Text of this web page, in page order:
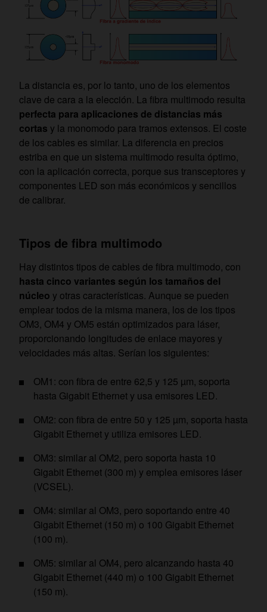
La distancia es, por lo tanto, uno de los elementos
clave de cara a la elección. La fibra multimodo resulta
perfecta para aplicaciones de distancias más
cortas y la monomodo para tramos extensos. El coste
de los cables es similar. La diferencia en precios
estriba en que un sistema multimodo resulta óptimo,
con la aplicación correcta, porque sus transceptores y
componentes LED son más económicos y sencillos
de calibrar.
Tipos de fibra multimodo
Hay distintos tipos de cables de fibra multimodo, con
hasta cinco variantes según los tamaños del
núcleo y otras características. Aunque se pueden
emplear todos de la misma manera, los de los tipos
OM3, OM4 y OM5 están optimizados para láser,
proporcionando longitudes de enlace mayores y
velocidades más altas. Serían los siguientes:
OM1: con fibra de entre 62,5 y 125 µm, soporta
hasta Gigabit Ethernet y usa emisores LED.
OM2: con fibra de entre 50 y 125 µm, soporta hasta
Gigabit Ethernet y utiliza emisores LED.
OM3: similar al OM2, pero soporta hasta 10
Gigabit Ethernet (300 m) y emplea emisores láser
(VCSEL).
OM4: similar al OM3, pero soportando entre 40
Gigabit Ethernet (150 m) o 100 Gigabit Ethernet
(100 m).
OM5: similar al OM4, pero alcanzando hasta 40
Gigabit Ethernet (440 m) o 100 Gigabit Ethernet
(150 m).